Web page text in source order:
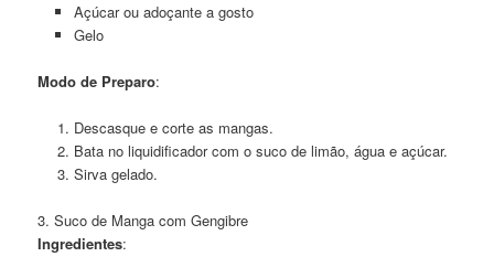
Açúcar ou adoçante a gosto
Gelo
Modo de Preparo:
Descasque e corte as mangas.
Bata no liquidificador com o suco de limão, água e açúcar.
Sirva gelado.
3. Suco de Manga com Gengibre
Ingredientes: